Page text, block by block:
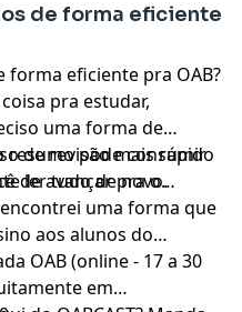
de forma eficiente
forma eficiente pra OAB?
pra estudar,
uma forma de
de revisão mais rápido
ler tudo de novo.
resumo pode consumir
de avançar pra o
uma forma que
aos alunos do
OAB (online - 17 a 30
em